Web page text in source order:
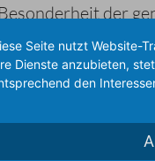
der
Gewähr dafür,
Die
zeigten im
Seite nutzt Website-
Dienste anzubieten,
den